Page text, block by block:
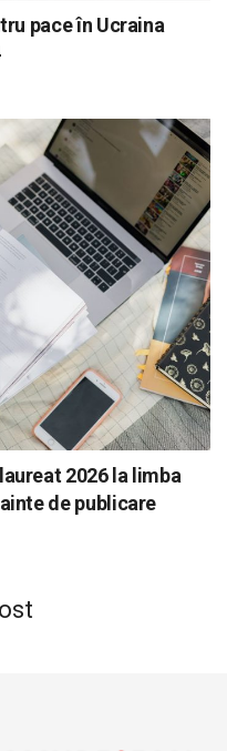
pace în Ucraina
2026 la limba
de publicare